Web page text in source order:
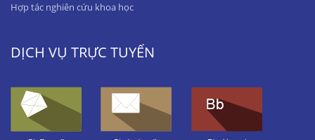
Hợp tác nghiên cứu khoa học
DỊCH VỤ TRỰC TUYẾN